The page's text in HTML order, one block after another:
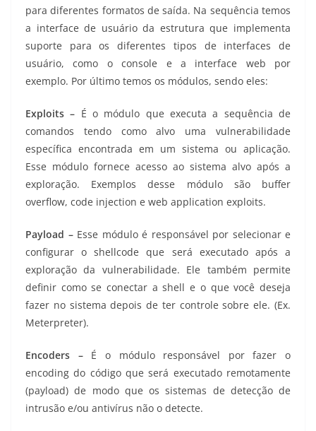
para diferentes formatos de saída. Na sequência temos
a interface de usuário da estrutura que implementa
suporte para os diferentes tipos de interfaces de
usuário, como o console e a interface web por
exemplo. Por último temos os módulos, sendo eles:
Exploits – É o módulo que executa a sequência de
comandos tendo como alvo uma vulnerabilidade
específica encontrada em um sistema ou aplicação.
Esse módulo fornece acesso ao sistema alvo após a
exploração. Exemplos desse módulo são buffer
overflow, code injection e web application exploits.
Payload –Esse módulo é responsável por selecionar e
configurar o shellcode que será executado após a
exploração da vulnerabilidade. Ele também permite
definir como se conectar a shell e o que você deseja
fazer no sistema depois de ter controle sobre ele. (Ex.
Meterpreter).
Encoders –É o módulo responsável por fazer o
encoding do código que será executado remotamente
(payload) de modo que os sistemas de detecção de
intrusão e/ou antivírus não o detecte.